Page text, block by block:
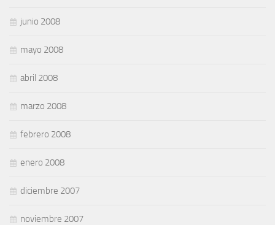
junio 2008
mayo 2008
abril 2008
marzo 2008
febrero 2008
enero 2008
diciembre 2007
noviembre 2007